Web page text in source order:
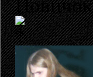
Новичок